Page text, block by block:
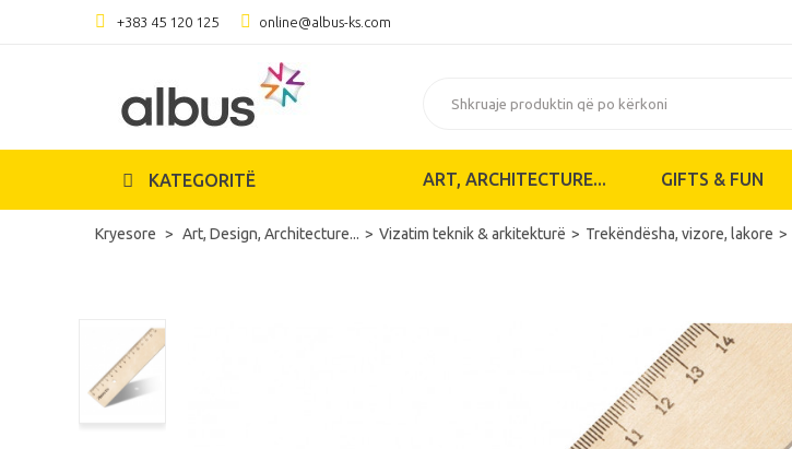
+383 45 120 125 online@albus-ks.com
KATEGORITË ART, ARCHITECTURE... GIFTS & FUN
Kryesore Art, Design, Architecture... Vizatim teknik & arkitekturë Trekëndësha, vizore, lakore